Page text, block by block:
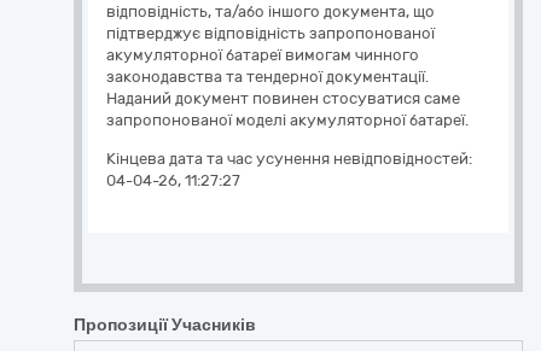
відповідність, та/або іншого документа, що
підтверджує відповідність запропонованої
акумуляторної батареї вимогам чинного
законодавства та тендерної документації.
Наданий документ повинен стосуватися саме
запропонованої моделі акумуляторної батареї.
Кінцева дата та час усунення невідповідностей:
04-04-26, 11:27:27
Пропозиції Учасників